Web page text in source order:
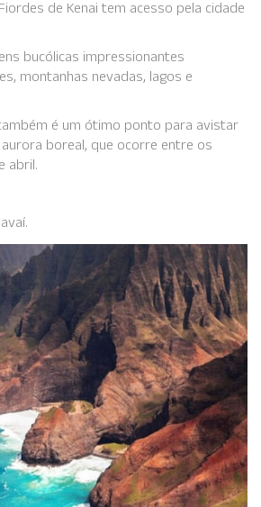
de Kenai tem acesso pela cidade
bucólicas impressionantes
montanhas nevadas, lagos e
é um ótimo ponto para avistar
boreal, que ocorre entre os
abril.